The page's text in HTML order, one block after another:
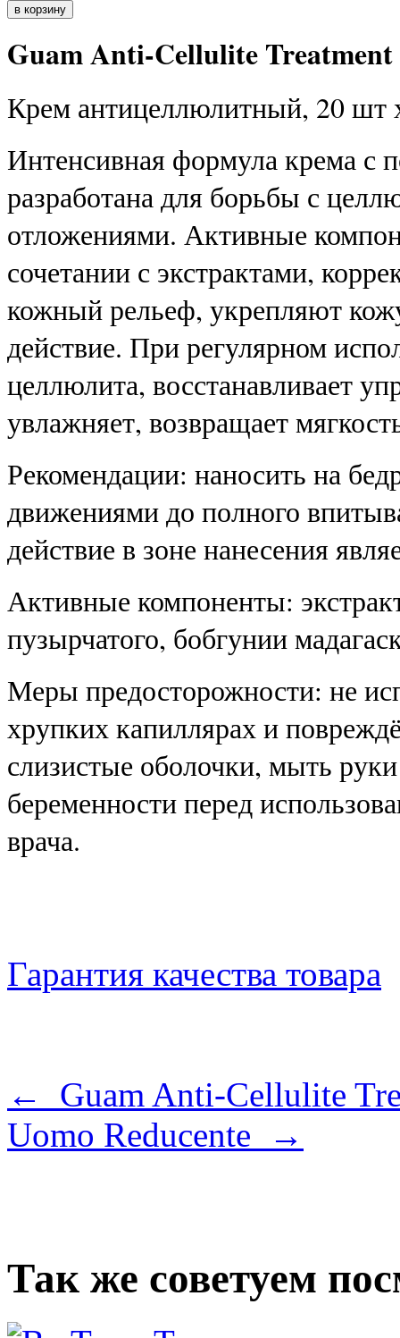
Guam Anti-Cellulite Treatment
Крем антицеллюлитный, 20 шт
Интенсивная формула крема
разработана для борьбы с
отложениями. Активные
сочетании с экстрактами,
кожный рельеф, укрепляют
действие. При регулярном
целлюлита, восстанавливает
увлажняет, возвращает
Рекомендации: наносить на
движениями до полного
действие в зоне нанесения
Активные компоненты:
пузырчатого, бобгунии
Меры предосторожности: не
хрупких капиллярах и
слизистые оболочки, мыть
беременности перед
врача.
Гарантия качества товара
← Guam Anti-Cellulite
Uomo Reducente →
Так же советуем